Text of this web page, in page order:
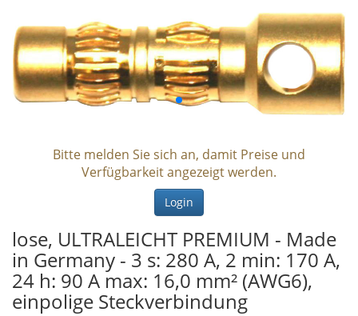
Bitte melden Sie sich an, damit Preise und
Verfügbarkeit angezeigt werden.
Login
lose, ULTRALEICHT PREMIUM - Made
in Germany - 3 s: 280 A, 2 min: 170 A,
24 h: 90 A max: 16,0 mm² (AWG6),
einpolige Steckverbindung